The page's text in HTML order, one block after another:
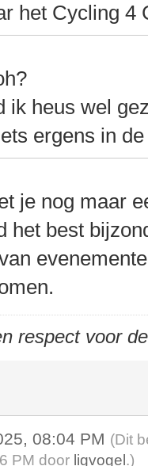
het Cycling 4
ik heus wel
ergens in
je nog maar
het best
respect voor
08:04 PM (Dit
PM door ligvogel .)